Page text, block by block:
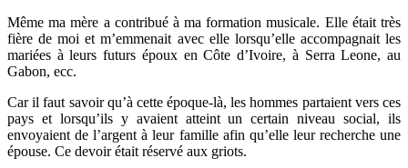
Même ma mère a contribué à ma formation musicale. Elle était très
fière de moi et m’emmenait avec elle lorsqu’elle accompagnait les
mariées à leurs futurs époux en Côte d’Ivoire, à Serra Leone, au
Gabon, ecc.
Car il faut savoir qu’à cette époque-là, les hommes partaient vers ces
pays et lorsqu’ils y avaient atteint un certain niveau social, ils
envoyaient de l’argent à leur famille afin qu’elle leur recherche une
épouse. Ce devoir était réservé aux griots.